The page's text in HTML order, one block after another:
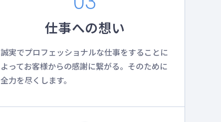
仕事への想い
誠実でプロフェッショナルな仕事をすることに
よってお客様からの感謝に繋がる。そのために
全力を尽くします。